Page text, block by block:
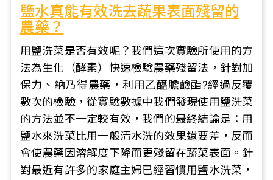
鹽水真能有效洗去蔬果表面殘留的
農藥？
用鹽洗菜是否有效呢？我們這次實驗所使用的方
法為生化（酵素）快速檢驗農藥殘留法，針對加
保力、納乃得農藥，利用乙醯膽鹼酯?經過反覆
數次的檢驗，從實驗數據中我們發現使用鹽洗菜
的方法並不一定較有效，我們的最終結論是：用
鹽水來洗菜比用一般清水洗的效果還要差，反而
會使農藥因溶解度下降而更殘留在蔬菜表面。針
對最近有許多的家庭主婦已經習慣用鹽水洗菜，